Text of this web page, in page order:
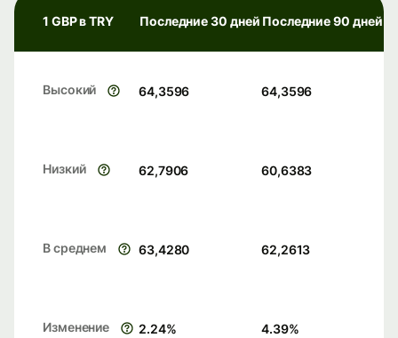
1 GBP в TRY Последние 30 дней Последние 90 дней
Высокий 64,3596 64,3596
Низкий 62,7906 60,6383
В среднем 63,4280 62,2613
Изменение 2.24% 4.39%